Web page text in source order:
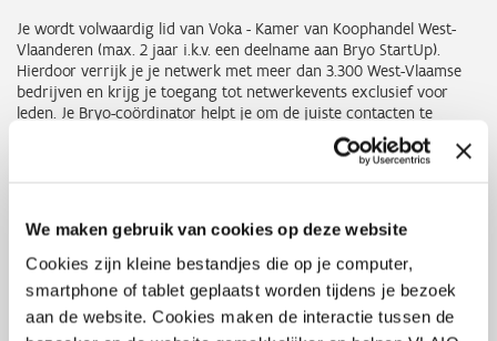
We maken gebruik van cookies op deze website
Cookies zijn kleine bestandjes die op je computer,
smartphone of tablet geplaatst worden tijdens je bezoek
aan de website. Cookies maken de interactie tussen de
Je wordt volwaardig lid van Voka - Kamer van Koophandel West-
Vlaanderen (max. 2 jaar i.k.v. een deelname aan Bryo StartUp).
Hierdoor verrijk je je netwerk met meer dan 3.300 West-Vlaamse
bedrijven en krijg je toegang tot netwerkevents exclusief voor
leden. Je Bryo-coördinator helpt je om de juiste contacten te
Datum Uur Topic
16 oktober
2026
12.00 -
18.00 uur
Kick-off dag 1